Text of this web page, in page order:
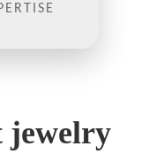
jewelry